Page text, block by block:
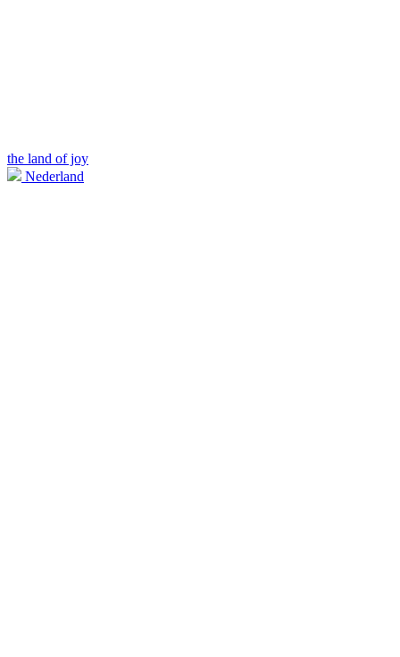
the land of joy
Nederland